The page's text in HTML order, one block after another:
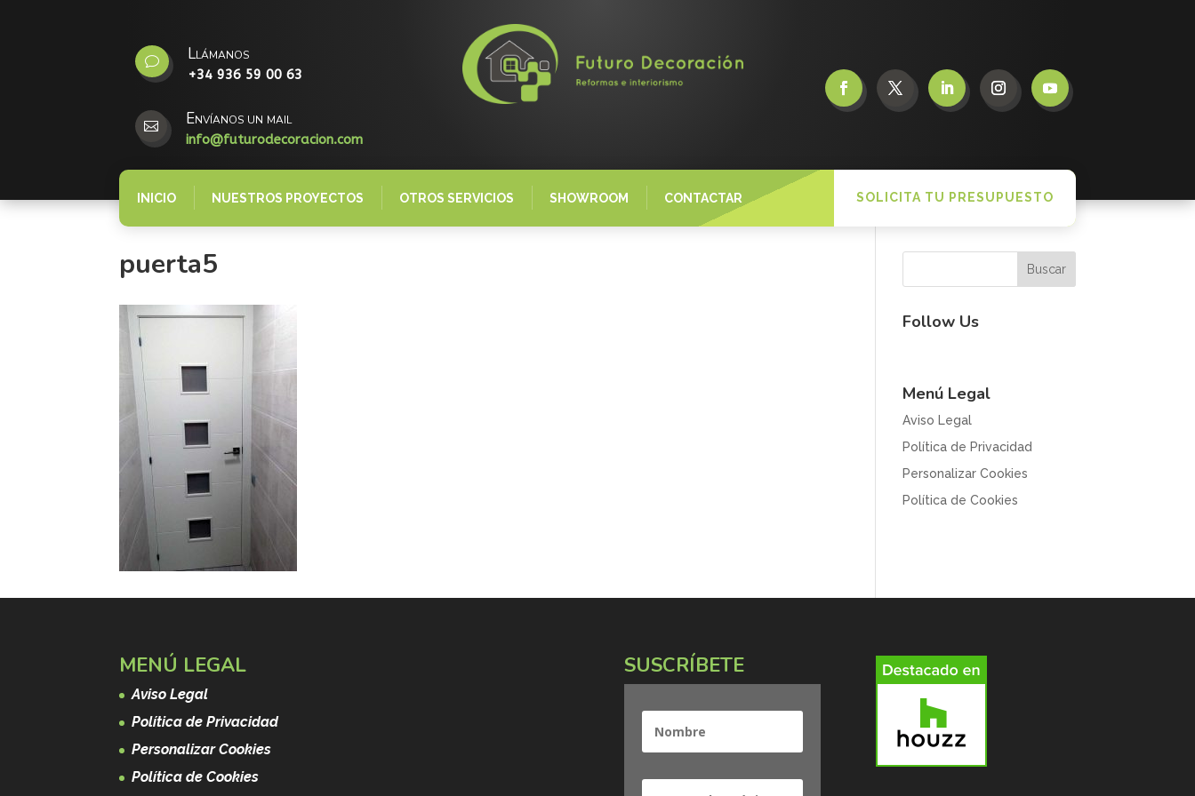
v Llámanos
+34 936 59 00 63
 Envíanos un mail
info@futurodecoracion.com
SOLICITA TU PRESUPUESTO
INICIO NUESTROS PROYECTOS OTROS SERVICIOS SHOWROOM CONTACTAR
puerta5
Follow Us
Menú Legal
Aviso Legal
Política de Privacidad
Personalizar Cookies
Política de Cookies
MENÚ LEGAL
Aviso Legal
Política de Privacidad
Personalizar Cookies
Política de Cookies
SUSCRÍBETE